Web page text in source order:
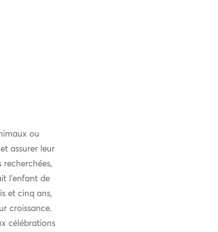
ou
assurer leur
l’enfant de
et cinq ans,
croissance.
célébrations